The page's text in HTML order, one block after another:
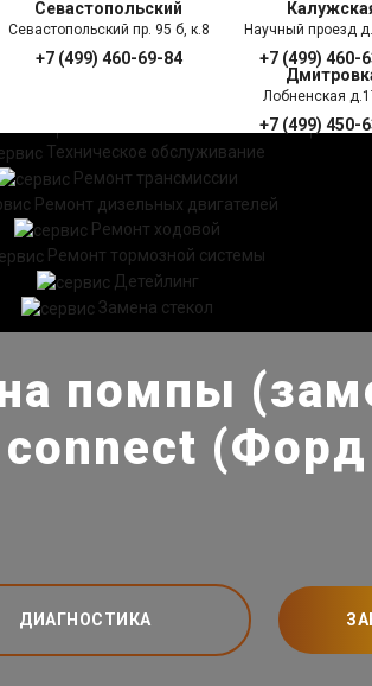
Севастопольский
Севастопольский пр. 95 б, к.8
+7 (499) 460-69-84
Научный проезд
+7 (499) 460-
Лобненская
+7 (499) 450-
Техническое обслуживание
Ремонт трансмиссии
Ремонт дизельных двигателей
Ремонт ходовой
Ремонт тормозной системы
Детейлинг
Замена стекол
помпы
ДИАГНОСТИКА